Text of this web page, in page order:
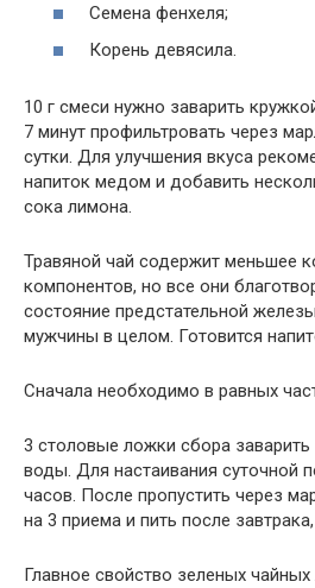
Семена фенхеля;
Корень девясила.
10 г смеси нужно заварить
7 минут профильтровать через
сутки. Для улучшения вкуса
напиток медом и добавить
сока лимона.
Травяной чай содержит меньшее
компонентов, но все они
состояние предстательной
мужчины в целом. Готовится
Сначала необходимо в равных
3 столовые ложки сбора
воды. Для настаивания суточной
часов. После пропустить через
на 3 приема и пить после
Главное свойство зеленых